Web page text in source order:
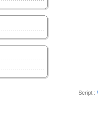
Script :